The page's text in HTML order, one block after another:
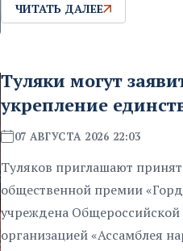
ЧИТАТЬ ДАЛЕЕ
Туляки могут
укрепление
07 АВГУСТА 2026 22:03
Туляков приглашают
общественной премии
учреждена Общероссийской
организацией «Ассамблея